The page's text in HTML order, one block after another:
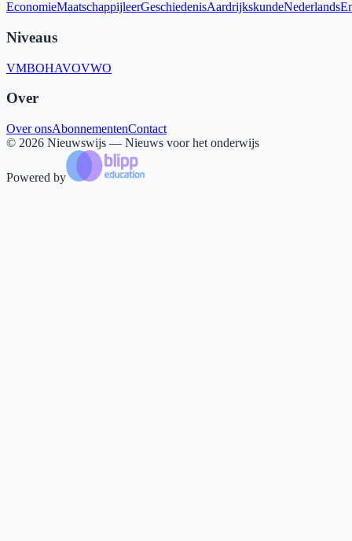
EconomieMaatschappijleerGeschiedenisAardrijkskundeNederlands
Niveaus
VMBOHAVOVWO
Over
Over onsAbonnementenContact
© 2026 Nieuwswijs — Nieuws voor het onderwijs
Powered by